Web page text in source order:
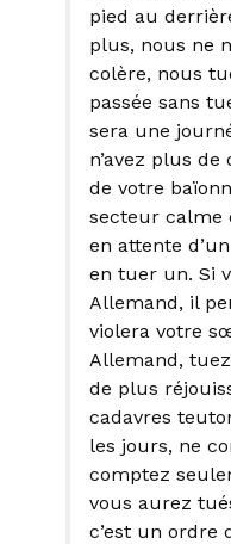
pied au
plus, nous ne
colère, nous
passée sans
sera une
n’avez plus
de votre
secteur calme
en attente
en tuer un. Si
Allemand, il
violera votre
Allemand,
de plus
cadavres
les jours, ne
comptez
vous aurez
c’est un ordre